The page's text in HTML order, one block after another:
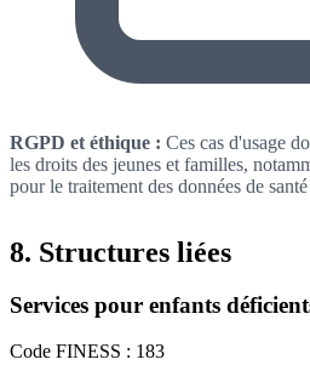
RGPD et éthique : Ces cas d'usage
les droits des jeunes et familles,
pour le traitement des données de
8. Structures liées
Services pour enfants
Code FINESS : 183